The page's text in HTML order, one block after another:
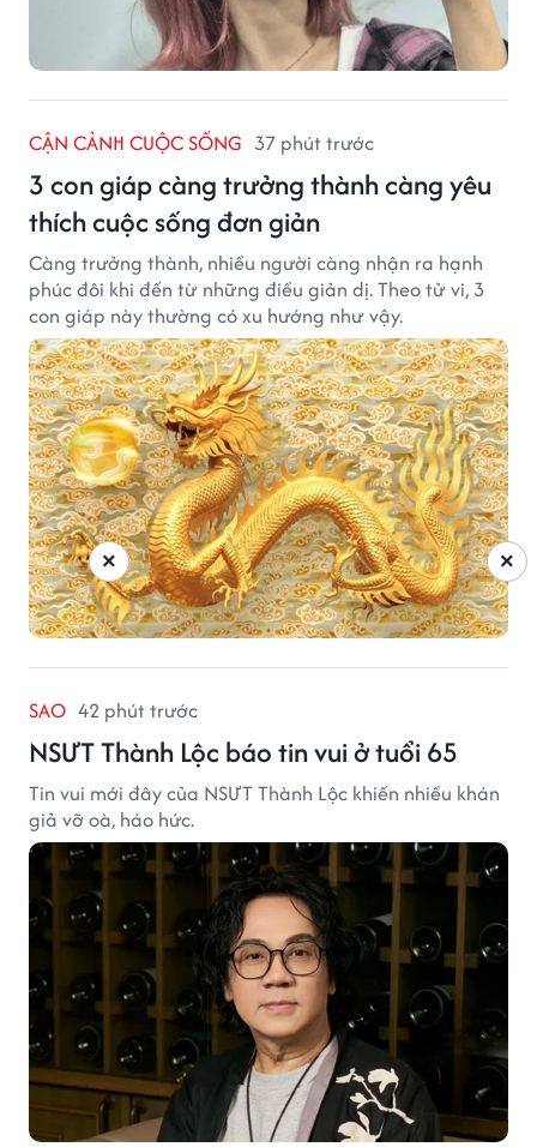
CẬN CẢNH CUỘC SỐNG 37 phút trước
3 con giáp càng trưởng thành càng yêu
thích cuộc sống đơn giản
Càng trưởng thành, nhiều người càng nhận ra hạnh
phúc đôi khi đến từ những điều giản dị. Theo tử vi, 3
con giáp này thường có xu hướng như vậy.
SAO 42 phút trước
NSƯT Thành Lộc báo tin vui ở tuổi 65
Tin vui mới đây của NSƯT Thành Lộc khiến nhiều khán
giả vỡ oà, háo hức.
×
×